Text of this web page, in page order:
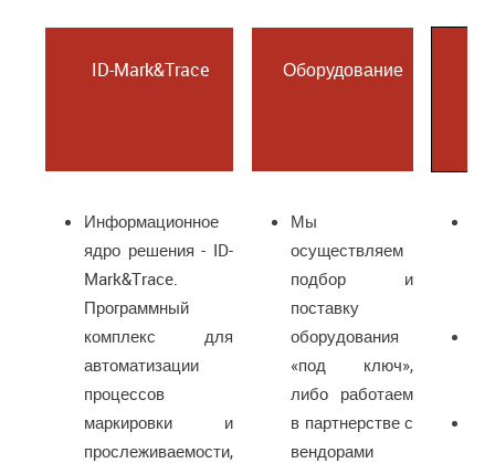
ID-Mark&Trace Оборудование
Информационное
ядро решения - ID-
Mark&Trace.
Программный
комплекс для
автоматизации
процессов
маркировки и
прослеживаемости,
Мы
осуществляем
подбор и
поставку
оборудования
«под ключ»,
либо работаем
в партнерстве с
вендорами